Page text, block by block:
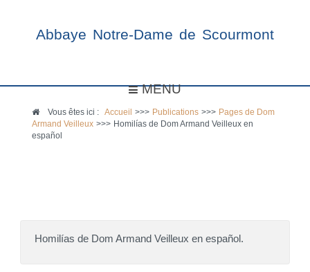
Abbaye Notre-Dame de Scourmont
MENU
Vous êtes ici :Accueil >>> Publications >>> Pages de Dom
Armand Veilleux >>> Homilías de Dom Armand Veilleux en
español
Homilías de Dom Armand Veilleux en español.